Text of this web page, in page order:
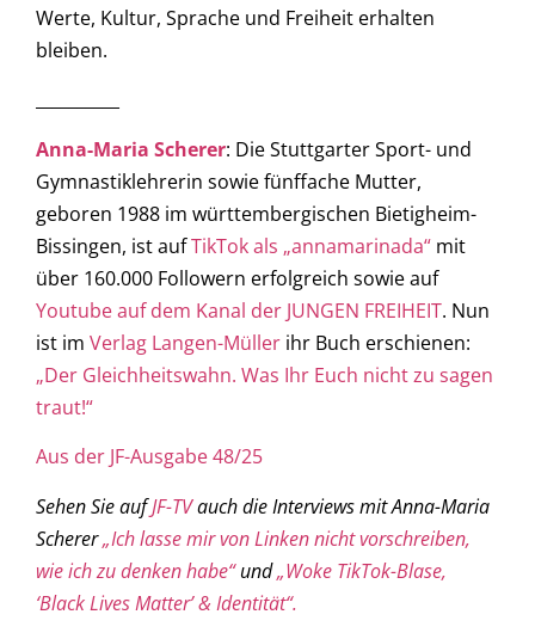
Werte, Kultur, Sprache und Freiheit erhalten
bleiben.
Anna-Maria Scherer: Die Stuttgarter Sport- und
Gymnastiklehrerin sowie fünffache Mutter,
geboren 1988 im württembergischen Bietigheim-
Bissingen, ist aufTikTok als „annamarinada“ mit
über 160.000 Followern erfolgreich sowie auf
Youtube auf dem Kanal der JUNGEN FREIHEIT. Nun
ist im Verlag Langen-Müller ihr Buch erschienen:
„Der Gleichheitswahn. Was Ihr Euch nicht zu sagen
traut!“
Aus der JF-Ausgabe 48/25
Sehen Sie aufJF-TVauch die Interviews mit Anna-Maria
Scherer„Ich lasse mir von Linken nicht vorschreiben,
wie ich zu denken habe“und„Woke TikTok-Blase,
‘Black Lives Matter’ & Identität“.